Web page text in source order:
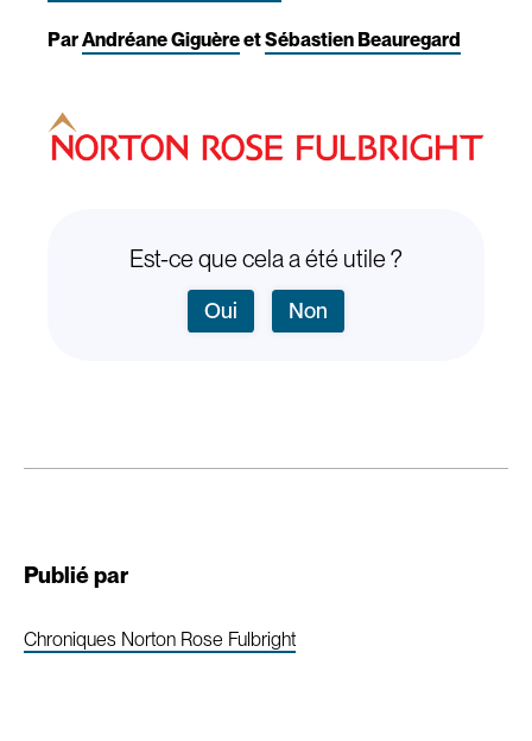
ParAndréane GiguèreetSébastien Beauregard
Est-ce que cela a été utile ?
Oui Non
Publié par
Chroniques Norton Rose Fulbright